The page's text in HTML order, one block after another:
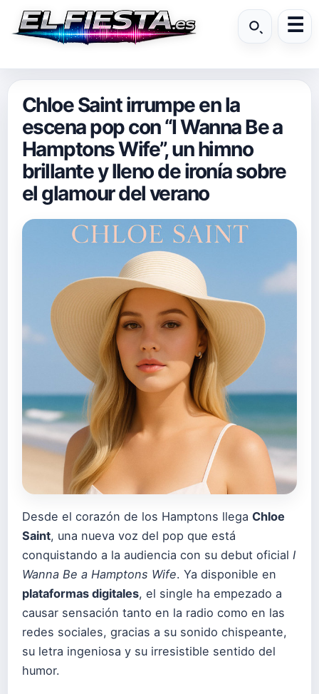
Chloe Saint irrumpe en la
escena pop con “I Wanna Be a
Hamptons Wife”, un himno
brillante y lleno de ironía sobre
el glamour del verano
Desde el corazón de los Hamptons llega Chloe
Saint, una nueva voz del pop que está
conquistando a la audiencia con su debut oficial I
Wanna Be a Hamptons Wife. Ya disponible en
plataformas digitales, el single ha empezado a
causar sensación tanto en la radio como en las
redes sociales, gracias a su sonido chispeante,
su letra ingeniosa y su irresistible sentido del
humor.